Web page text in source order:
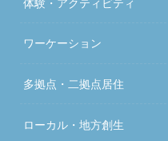
ワーケーション
多拠点・二拠点居住
ローカル・地方創生